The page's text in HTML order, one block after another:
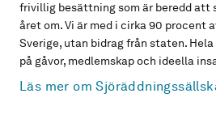
frivillig besättning som är beredd att
året om. Vi är med i cirka 90 procent
Sverige, utan bidrag från staten.
på gåvor, medlemskap och ideella
Läs mer om